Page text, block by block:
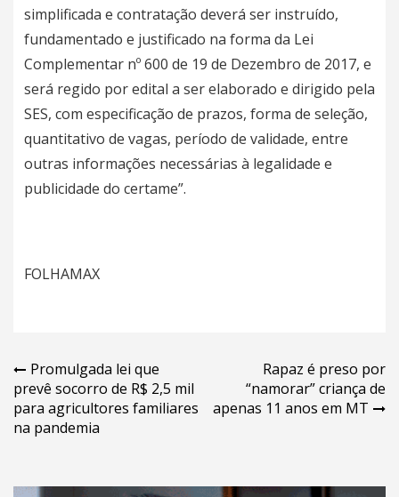
simplificada e contratação deverá ser instruído,
fundamentado e justificado na forma da Lei
Complementar nº 600 de 19 de Dezembro de 2017, e
será regido por edital a ser elaborado e dirigido pela
SES, com especificação de prazos, forma de seleção,
quantitativo de vagas, período de validade, entre
outras informações necessárias à legalidade e
publicidade do certame”.
FOLHAMAX
Navegação
de
Post
Promulgada lei que
prevê socorro de R$ 2,5 mil
para agricultores familiares
na pandemia
Rapaz é preso por
“namorar” criança de
apenas 11 anos em MT